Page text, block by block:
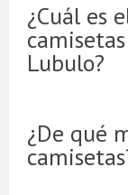
¿Cuál es
Lubulo?
¿De qué